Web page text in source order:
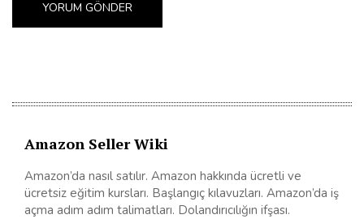
Amazon Seller Wiki
Amazon’da nasıl satılır. Amazon hakkında ücretli ve
ücretsiz eğitim kursları. Başlangıç kılavuzları. Amazon’da iş
açma adım adım talimatları. Dolandırıcılığın ifşası.